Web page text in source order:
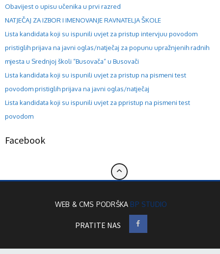
Obavijest o upisu učenika u prvi razred
NATJEČAJ ZA IZBOR I IMENOVANJE RAVNATELJA ŠKOLE
Lista kandidata koji su ispunili uvjet za pristup intervjuu povodom
pristiglih prijava na javni oglas/natječaj za popunu upražnjenih radnih
mjesta u Srednjoj školi “Busovača” u Busovači
Lista kandidata koji su ispunili uvjet za pristup na pismeni test
povodom pristiglih prijava na javni oglas/natječaj
Lista kandidata koji su ispunili uvjet za ppristup na pismeni test
povodom
Facebook
WEB & CMS PODRŠKA BP STUDIO
PRATITE NAS